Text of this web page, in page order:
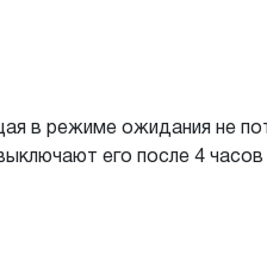
в режиме ожидания не
его после 4 часов